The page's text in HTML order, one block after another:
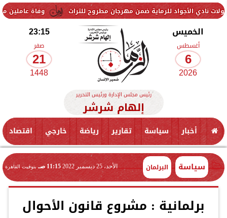
وفاة عاملين متأثرين للرماية ضمن مهرجان مطروح للتراث
الخميس
أغسطس
6
2026
23:15
صفر
21
1448
رئيس مجلس الإدارة ورئيس التحرير
إلهام شرشر
أخبار سياسة تقارير رياضة خارجي اقتصاد
سياسة البرلمان الأحد، 25 ديسمبر 2022 11:15 صـ بتوقيت القاهرة
برلمانية : مشروع قانون الأحوال